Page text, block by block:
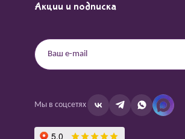
Акции и подписка
Мы в соцсетях